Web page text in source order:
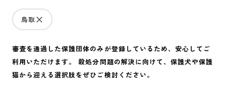
鳥取
審査を通過した保護団体のみが登録しているため、安心してご
利用いただけます。 殺処分問題の解決に向けて、保護犬や保護
猫から迎える選択肢をぜひご検討ください。